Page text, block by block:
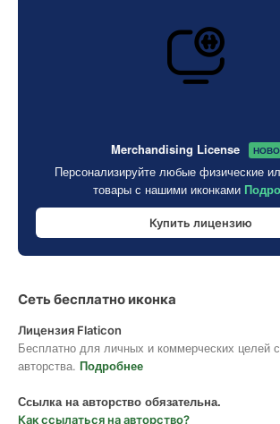
Merchandising License
Персонализируйте любые физические
товары с нашими иконками
Купить лицензию
Сеть бесплатно иконка
Лицензия Flaticon
Бесплатно для личных и коммерческих целей
авторства. Подробнее
Ссылка на авторство обязательна.
Как ссылаться на авторство?